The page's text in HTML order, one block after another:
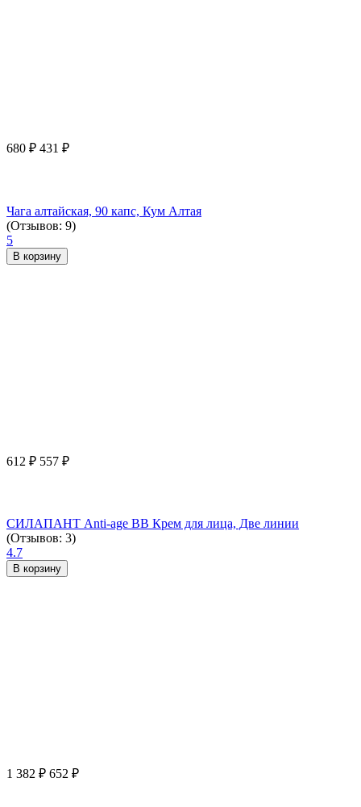
680 ₽ 431 ₽
Чага алтайская, 90 капс, Кум Алтая
(Отзывов: 9)
5
В корзину
612 ₽ 557 ₽
СИЛАПАНТ Anti-age ВВ Крем для лица, Две линии
(Отзывов: 3)
4.7
В корзину
1 382 ₽ 652 ₽